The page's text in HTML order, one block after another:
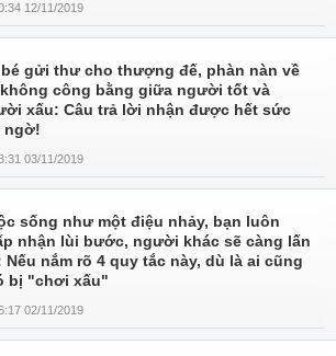
12/11/2019
gửi thư cho thượng đế, phàn nàn về
công bằng giữa người tốt và
xấu: Câu trả lời nhận được hết sức
ngờ!
03/11/2019
sống như một điệu nhảy, bạn luôn
nhận lùi bước, người khác sẽ càng lấn
Nếu nắm rõ 4 quy tắc này, dù là ai cũng
bị "chơi xấu"
02/11/2019